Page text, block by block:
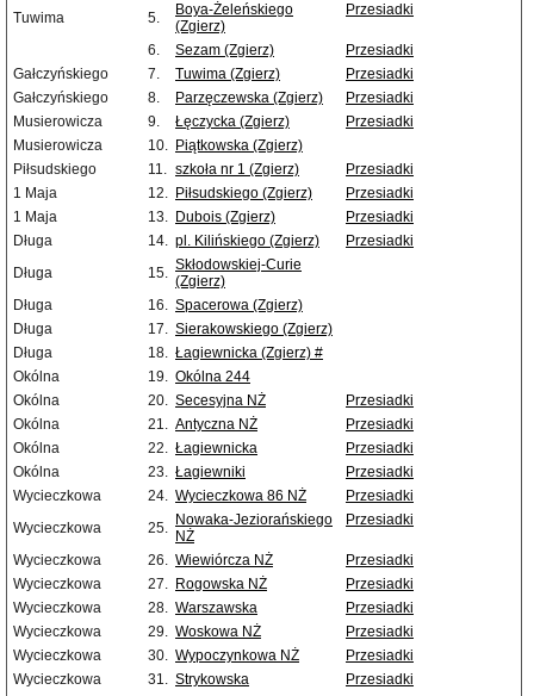
Tuwima
5.
Boya-Żeleńskiego
(Zgierz)
Przesiadki
6. Sezam (Zgierz)
Przesiadki
Gałczyńskiego
7. Tuwima (Zgierz)
Przesiadki
Gałczyńskiego
8. Parzęczewska (Zgierz)
Przesiadki
Musierowicza
9. Łęczycka (Zgierz)
Przesiadki
Musierowicza
10. Piątkowska (Zgierz)
Piłsudskiego
11. szkoła nr 1 (Zgierz)
Przesiadki
1 Maja
12. Piłsudskiego (Zgierz)
Przesiadki
1 Maja
13. Dubois (Zgierz)
Przesiadki
Długa
14. pl. Kilińskiego (Zgierz)
Przesiadki
Długa
15. Skłodowskiej-Curie
(Zgierz)
Długa
16. Spacerowa (Zgierz)
Długa
17. Sierakowskiego (Zgierz)
Długa
18. Łagiewnicka (Zgierz) #
Okólna
19. Okólna 244
Okólna
20. Secesyjna NŻ
Przesiadki
Okólna
21. Antyczna NŻ
Przesiadki
Okólna
22. Łagiewnicka
Przesiadki
Okólna
23. Łagiewniki
Przesiadki
Wycieczkowa
24. Wycieczkowa 86 NŻ
Przesiadki
Wycieczkowa
25. Nowaka-Jeziorańskiego
NŻ
Przesiadki
Wycieczkowa 26. Wiewiórcza NŻ
Przesiadki
Wycieczkowa
27. Rogowska NŻ
Przesiadki
Wycieczkowa
28. Warszawska
Przesiadki
Wycieczkowa
29. Woskowa NŻ
Przesiadki
Wycieczkowa
30. Wypoczynkowa NŻ
Przesiadki
Wycieczkowa
31. Strykowska
Przesiadki